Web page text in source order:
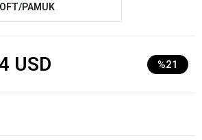
PAMUK
USD %21